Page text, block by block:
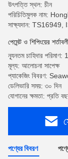
উৎপত্তি স্থল: চীন
পরিচিতিমুলক নাম:
সাক্ষ্যদান:
পেমেন্ট ও শিপিংয়ের
ন্যূনতম চাহিদার পরিমাণ:
মূল্য: আলোচনা সাপেক্ষ
প্যাকেজিং বিবরণ:
ডেলিভারি সময়: ৩০ দিন
যোগানের ক্ষমতা: প্রতি
পণ্যের বিবরণ